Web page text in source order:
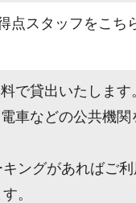
点スタッフをこち
で貸出いたします
車などの公共機
ングがあればご
。